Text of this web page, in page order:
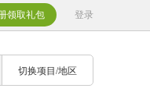
领取礼包 登录
切换项目/地区